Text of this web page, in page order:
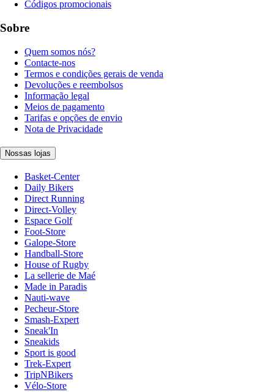
Códigos promocionais
Sobre
Quem somos nós?
Contacte-nos
Termos e condições gerais de venda
Devoluções e reembolsos
Informação legal
Meios de pagamento
Tarifas e opções de envio
Nota de Privacidade
Nossas lojas
Basket-Center
Daily Bikers
Direct Running
Direct-Volley
Espace Golf
Foot-Store
Galope-Store
Handball-Store
House of Rugby
La sellerie de Maé
Made in Paradis
Nauti-wave
Pecheur-Store
Smash-Expert
Sneak'In
Sneakids
Sport is good
Trek-Expert
TripNBikers
Vélo-Store